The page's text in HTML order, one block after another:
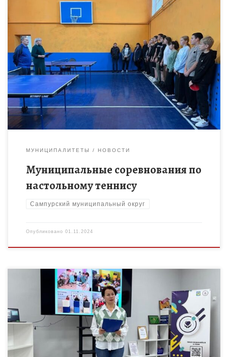
31 октября в МБОУДО «Сампурский ДЮЦ» прошли
муниципальные соревнования по настольному теннису среди
двух возрастных групп: 2007-2008 г.р. и 2009-2010 г.р.
Призовые места распределились следующим […]
МУНИЦИПАЛИТЕТЫ НОВОСТИ
Муниципальные соревнования по
настольному теннису
Сампурский муниципальный округ
Опубликовано 01.11.2024
Сегодня на базе Дома детского творчества Рассказовского
муниципального округа прошло заседание творческой
группы педагогов дополнительного образования. Заседание
прошло по теме «Современные формы организации работы с